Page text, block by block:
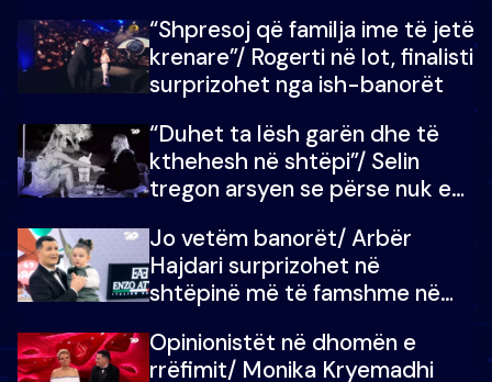
mban dot lotët: Nuk meritoj…
“Shpresoj që familja ime të jetë
krenare”/ Rogerti në lot, finalisti
surprizohet nga ish-banorët
“Duhet ta lësh garën dhe të
kthehesh në shtëpi”/ Selin
tregon arsyen se përse nuk e
çoja luftën time deri në fund
Jo vetëm banorët/ Arbër
Hajdari surprizohet në
shtëpinë më të famshme në
vajzën e tij
Opinionistët në dhomën e
rrëfimit/ Monika Kryemadhi